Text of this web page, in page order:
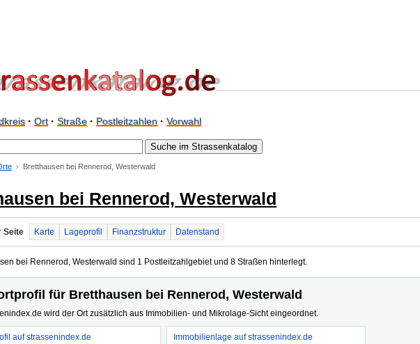
· Ort· Straße· Postleitzahlen· Vorwahl
Bretthausen bei Rennerod, Westerwald
bei Rennerod, Westerwald
Seite Karte Lageprofil Finanzstruktur Datenstand
bei Rennerod, Westerwald sind 1 Postleitzahlgebiet und 8 Straßen hinterlegt.
für Bretthausen bei Rennerod, Westerwald
wird der Ort zusätzlich aus Immobilien- und Mikrolage-Sicht eingeordnet.
auf strassenindex.de Immobilienlage auf strassenindex.de